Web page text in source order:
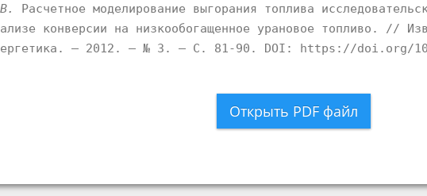
Расчетное моделирование выгорания топлива
конверсии на низкообогащенное урановое топливо. //
– 2012. – № 3. – С. 81-90. DOI: https://doi.org/
Открыть PDF файл